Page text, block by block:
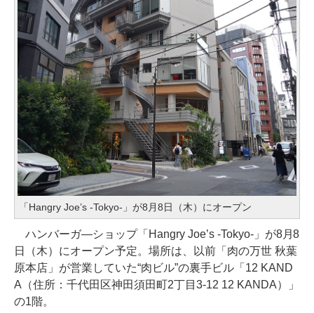
「Hangry Joe’s -Tokyo-」が8月8日（木）にオープン
ハンバーガ―ショップ「Hangry Joe’s -Tokyo-」が8月8
日（木）にオープン予定。場所は、以前「肉の万世 秋葉
原本店」が営業していた“肉ビル”の裏手ビル「12 KAND
A（住所：千代田区神田須田町2丁目3-12 12 KANDA）」
の1階。